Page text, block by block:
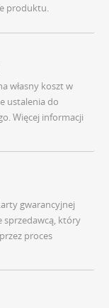
produktu.
własny koszt w
ustalenia do
Więcej informacji
gwarancyjnej
sprzedawcą, który
proces